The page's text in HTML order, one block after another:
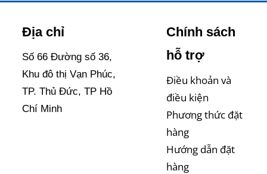
Địa chỉ
Số 66 Đường số 36,
Khu đô thị Vạn Phúc,
TP. Thủ Đức, TP Hồ
Chí Minh
Chính sách
hỗ trợ
Điều khoản và
điều kiện
Phương thức đặt
hàng
Hướng dẫn đặt
hàng